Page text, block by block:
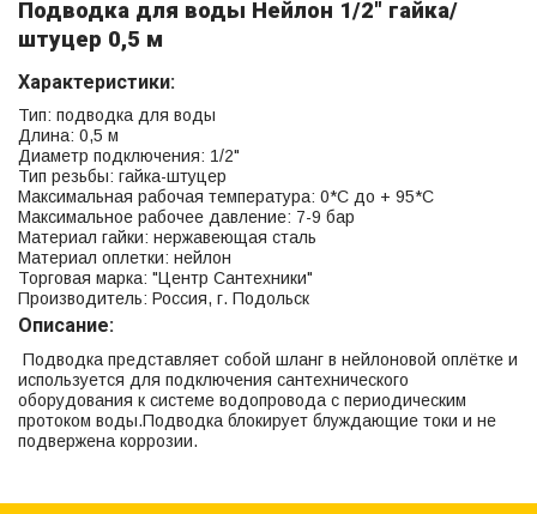
Подводка для воды Нейлон 1/2" гайка/
штуцер 0,5 м
Характеристики:
Тип: подводка для воды
Длина: 0,5 м
Диаметр подключения: 1/2"
Тип резьбы: гайка-штуцер
Максимальная рабочая температура: 0*С до + 95*С
Максимальное рабочее давление: 7-9 бар
Материал гайки: нержавеющая сталь
Материал оплетки: нейлон
Торговая марка: "Центр Сантехники"
Производитель: Россия, г. Подольск
Описание:
Подводка представляет собой шланг в нейлоновой оплётке и
используется для подключения сантехнического
оборудования к системе водопровода с периодическим
протоком воды.Подводка блокирует блуждающие токи и не
подвержена коррозии.